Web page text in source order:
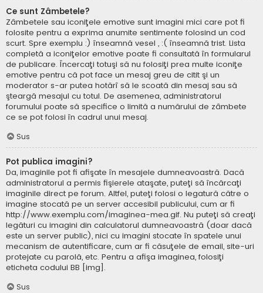
Ce sunt Zâmbetele?
Zâmbetele sau iconiţele emotive sunt imagini mici care pot fi
folosite pentru a exprima anumite sentimente folosind un cod
scurt. Spre exemplu :) înseamnă vesel , :( înseamnă trist. Lista
completă a iconiţelor emotive poate fi consultată în formularul
de publicare. Încercaţi totuşi să nu folosiţi prea multe iconiţe
emotive pentru că pot face un mesaj greu de citit şi un
moderator s-ar putea hotărî să le scoată din mesaj sau să
şteargă mesajul cu totul. De asemenea, administratorul
forumului poate să specifice o limită a numărului de zâmbete
ce se pot folosi în cadrul unui mesaj.
Sus
Pot publica imagini?
Da, imaginile pot fi afişate în mesajele dumneavoastră. Dacă
administratorul a permis fişierele ataşate, puteţi să încărcaţi
imaginile direct pe forum. Altfel, puteţi folosi o legatură către o
imagine stocată pe un server accesibil publicului, cum ar fi
http://www.exemplu.com/imaginea-mea.gif. Nu puteţi să creaţi
legături cu imagini din calculatorul dumneavoastră (doar dacă
este un server public), nici cu imagini stocate în spatele unui
mecanism de autentificare, cum ar fi căsuţele de email, site-uri
protejate cu parolă, etc. Pentru a afişa imaginea, folosiţi
eticheta codului BB [img].
Sus